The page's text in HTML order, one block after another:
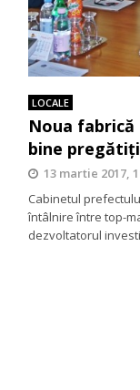
LOCALE
Noua fabrică
bine
13 martie 2017,
Cabinetul
întâlnire între top-
dezvoltatorul